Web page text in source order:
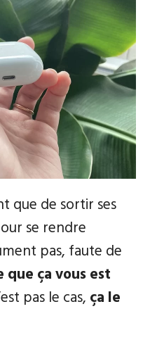
que de sortir ses
se rendre
pas, faute de
que ça vous est
pas le cas, ça le